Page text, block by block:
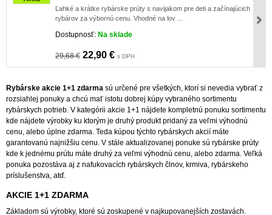
Ľahké a krátke rybárske prúty s navijakom pre deti a začínajúcich
rybárov za výbornú cenu. Vhodné na lov ...
Dostupnosť: Na sklade
29,68 € 22,90 € s DPH
Rybárske akcie 1+1 zdarma sú určené pre všetkých, ktorí si nevedia vybrať z
rozsiahlej ponuky a chcú mať istotu dobrej kúpy vybraného sortimentu
rybárskych potrieb. V kategórii akcie 1+1 nájdete kompletnú ponuku sortimentu
kde nájdete výrobky ku ktorým je druhý produkt pridaný za veľmi výhodnú
cenu, alebo úplne zdarma. Teda kúpou týchto rybárskych akcií máte
garantovanú najnižšiu cenu. V stále aktualizovanej ponuke sú rybárske prúty
kde k jednému prútu máte druhý za veľmi výhodnú cenu, alebo zdarma. Veľká
ponuka pozostáva aj z nafukovacích rybárskych člnov, krmiva, rybárskeho
príslušenstva, atď.
AKCIE 1+1 ZDARMA
Základom sú výrobky, ktoré sú zoskupené v najkupovanejších zostavách.